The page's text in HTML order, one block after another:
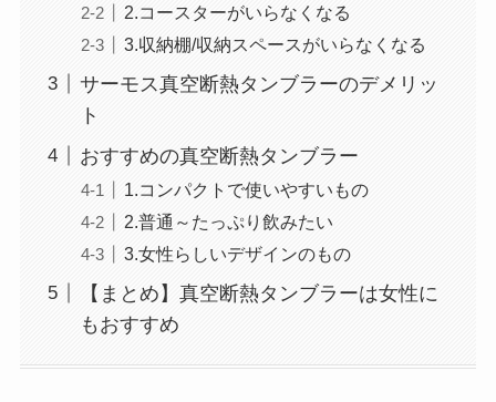
2.コースターがいらなくなる
3.収納棚/収納スペースがいらなくなる
サーモス真空断熱タンブラーのデメリッ
ト
おすすめの真空断熱タンブラー
1.コンパクトで使いやすいもの
2.普通～たっぷり飲みたい
3.女性らしいデザインのもの
【まとめ】真空断熱タンブラーは女性に
もおすすめ